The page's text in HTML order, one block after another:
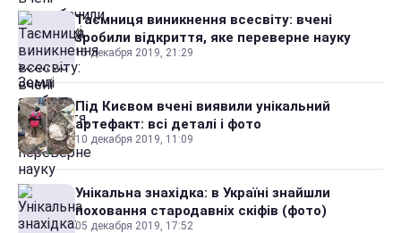
Таємниця виникнення всесвіту: вчені
зробили відкриття, яке переверне науку
15 декабря 2019, 21:29
Під Києвом вчені виявили унікальний
артефакт: всі деталі і фото
10 декабря 2019, 11:09
Унікальна знахідка: в Україні знайшли
поховання стародавніх скіфів (фото)
05 декабря 2019, 17:52